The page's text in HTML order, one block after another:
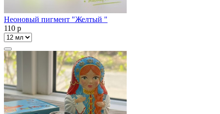
Неоновый пигмент "Желтый "
110 p